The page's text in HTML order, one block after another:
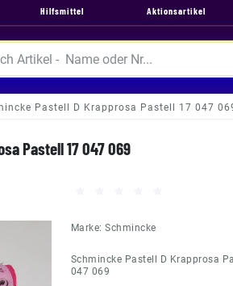
Hilfsmittel Aktionsartikel
Pastell D Krapprosa Pastell 17 047
Pastell 17 047 069
Marke:Schmincke
Schmincke Pastell D Krapprosa
047 069